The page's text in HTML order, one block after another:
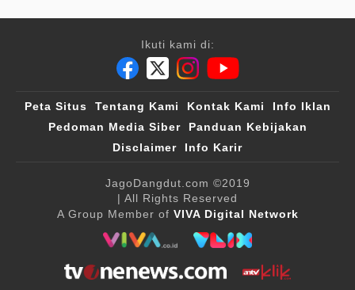
Ikuti kami di:
Peta Situs Tentang Kami Kontak Kami
Info Iklan
Pedoman Media Siber
Panduan Kebijakan
Disclaimer
Info Karir
JagoDangdut.com ©2019
| All Rights Reserved
A Group Member of VIVA Digital Network